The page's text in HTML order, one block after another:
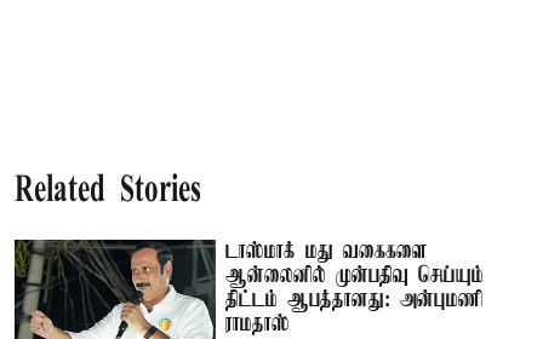
Related Stories
டாஸ்மாக் மது வகைகளை
ஆன்லைனில் முன்பதிவு செய்யும்
திட்டம் ஆபத்தானது: அன்புமணி
ராமதாஸ்